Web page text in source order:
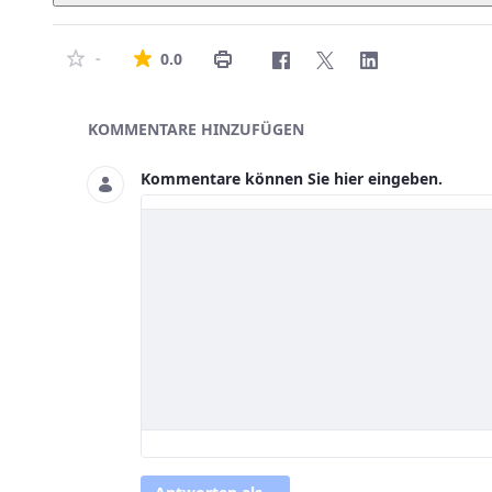
- 0.0Die durchschnittliche Bewertung ist 0 von
Asset-Herausgeber
KOMMENTARE HINZUFÜGEN
Kommentare können Sie hier eingeben.